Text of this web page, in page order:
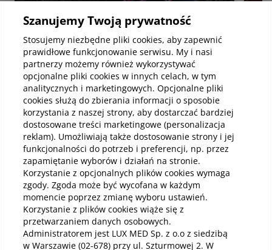
Psychologia
Rodzaje masturbacji dziecięcej – co
mieści się w normie rozwojowej
Masturbacja dziecięca to zachowania
polegające na stymulowaniu przez dziecko
własnego ciała, w tym okolic intymnych, w
celu uzyskania przyjemnych doznań. Temat
ten często budzi niepokój i wiele pytań u
rodziców oraz opiekunów, głównie dlatego, że
kojarzy się z seksualnością osób dorosłych.
Warto jednak podkreślić, że w przypadku
dzieci zachowania te nie mają charakteru
erotycznego, a większość z nich mieści się w
normie rozwojowej i ma charakter
przejściowy.
Czytaj
Wszystkie artykuły i poradniki
Szanujemy Twoją prywatność
Stosujemy niezbędne pliki cookies, aby zapewnić
prawidłowe funkcjonowanie serwisu. My i nasi
partnerzy możemy również wykorzystywać
opcjonalne pliki cookies w innych celach, w tym
analitycznych i marketingowych. Opcjonalne pliki
cookies służą do zbierania informacji o sposobie
korzystania z naszej strony, aby dostarczać bardziej
dostosowane treści marketingowe (personalizacja
reklam). Umożliwiają także dostosowanie strony i jej
funkcjonalności do potrzeb i preferencji, np. przez
zapamiętanie wyborów i działań na stronie.
Korzystanie z opcjonalnych plików cookies wymaga
zgody. Zgoda może być wycofana w każdym
momencie poprzez zmianę wyboru ustawień.
Korzystanie z plików cookies wiąże się z
przetwarzaniem danych osobowych.
Administratorem jest LUX MED Sp. z o.o z siedzibą
w Warszawie (02-678) przy ul. Szturmowej 2. W